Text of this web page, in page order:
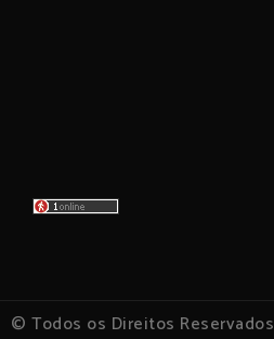
© Todos os Direitos Reservados